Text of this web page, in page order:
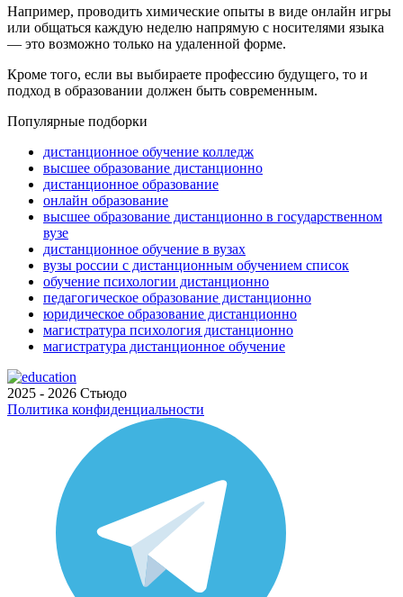
Например, проводить химические опыты в виде онлайн игры
или общаться каждую неделю напрямую с носителями языка
— это возможно только на удаленной форме.
Кроме того, если вы выбираете профессию будущего, то и
подход в образовании должен быть современным.
Популярные подборки
дистанционное обучение колледж
высшее образование дистанционно
дистанционное образование
онлайн образование
высшее образование дистанционно в государственном
вузе
дистанционное обучение в вузах
вузы россии с дистанционным обучением список
обучение психологии дистанционно
педагогическое образование дистанционно
юридическое образование дистанционно
магистратура психология дистанционно
магистратура дистанционное обучение
2025 - 2026 Стьюдо
Политика конфиденциальности